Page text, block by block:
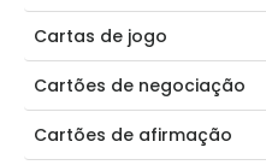
Cartas de jogo
Cartões de negociação
Cartões de afirmação